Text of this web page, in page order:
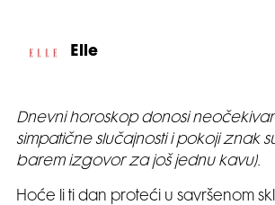
Elle
Dnevni horoskop donosi
simpatične slučajnosti i pokoji znak
barem izgovor za još jednu kavu).
Hoće li ti dan proteći u savršenom